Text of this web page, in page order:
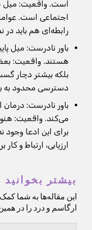
است. واقعیت: میل
اجتماعی است.
رابطه‌ای هم باید در
باور نادرست: میل
هستند. واقعیت:
بلکه بیشتر دچار
دسترسی محدود به
باور نادرست:
می‌کند. واقعیت:
برای این ادعا وجود
ارزیابی، ارتباط و
بیشتر بخوانید
این مقاله‌ها به شما
ارگاسم و درد را در